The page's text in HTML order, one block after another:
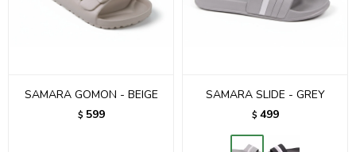
SAMARA GOMON - BEIGE
$ 599
SAMARA SLIDE - GREY
$ 499